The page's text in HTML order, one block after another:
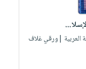
العربية |ورقي غلاف